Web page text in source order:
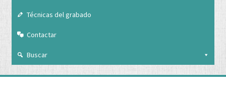
Técnicas del grabado
Contactar
Buscar
Nuestra empresa